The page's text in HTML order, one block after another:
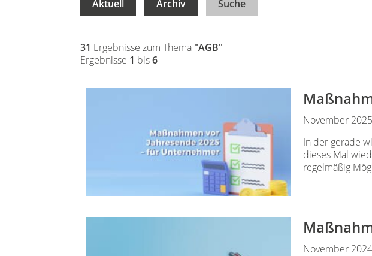
Aktuell Archiv Suche
31 Ergebnisse zum Thema "AGB"
Ergebnisse 1 bis6
November 2025
In der gerade
dieses Mal
regelmäßig
November 2024